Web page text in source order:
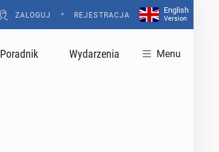
ZALOGUJ • REJESTRACJA
English
Version
Poradnik Wydarzenia Menu